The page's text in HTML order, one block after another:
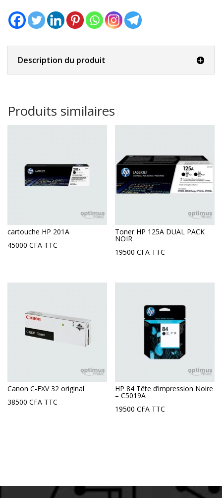
Description du produit
Produits similaires
cartouche HP 201A
45000 CFA TTC
Toner HP 125A DUAL PACK
NOIR
19500CFA TTC
Canon C-EXV 32 original
38500 CFA TTC
HP 84 Tête d’impression Noire
– C5019A
19500CFA TTC